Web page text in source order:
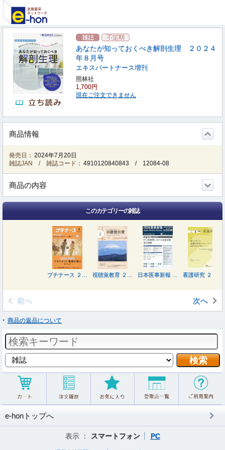
あなたが知っておくべき解剖生理 ２０２４
年８月号
エキスパートナース増刊
照林社
1,700円
現在ご注文できません
商品情報
発売日： 2024年7月20日
雑誌JAN / 雑誌コード： 4910120840843 / 12084-08
商品の内容
このカテゴリーの雑誌
前へ 次へ
商品の返品について
e-honトップへ
表示 ： スマートフォン PC